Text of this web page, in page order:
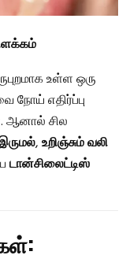
உள்ள ஒரு
நோய் எதிர்ப்பு
ஆனால் சில
,உறிஞ்சும் வலி
டான்சிலைட்டிஸ்